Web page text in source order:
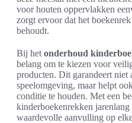
voor houten oppervlakken
zorgt ervoor dat het
behoudt.
Bij het onderhoud
belang om te kiezen voor
producten. Dit garandeert niet
speelomgeving, maar helpt
conditie te houden. Met een
kinderboekenrekken jarenlang
waardevolle aanvulling op